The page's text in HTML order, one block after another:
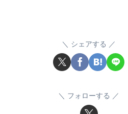
シェアする
フォローする